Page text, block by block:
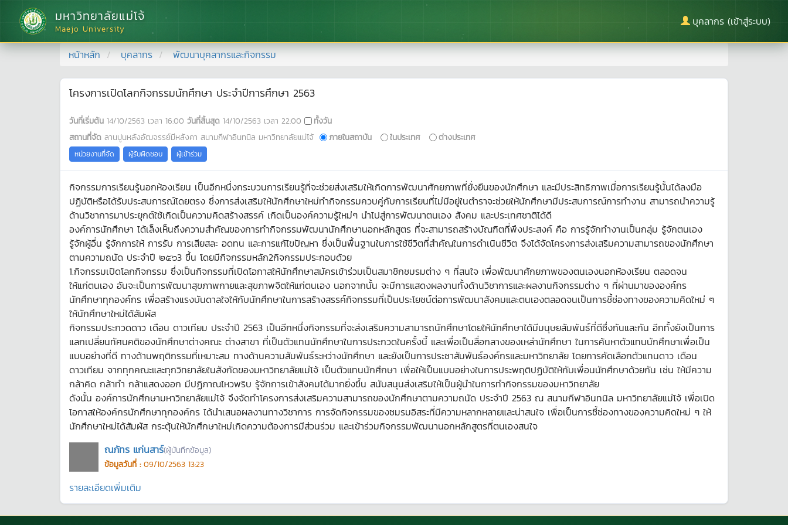
มหาวิทยาลัยแม่โจ้
Maejo University
บุคลากร (เข้าสู่ระบบ)
หน้าหลัก บุคลากร พัฒนาบุคลากรและกิจกรรม
โครงการเปิดโลกกิจกรรมนักศึกษา ประจำปีการศึกษา 2563
วันที่เริ่มต้น 14/10/2563 เวลา 16:00 วันที่สิ้นสุด 14/10/2563 เวลา 22:00
ทั้งวัน
สถานที่จัด ลานปูนหลังอัฒจรรย์มีหลังคา สนามกีฬาอินทนิล มหาวิทยาลัยแม่โจ้ ภายในสถาบัน ในประเทศ ต่างประเทศ
หน่วยงานที่จัด ผู้รับผิดชอบ ผู้เข้าร่วม
กิจกรรมการเรียนรู้นอกห้องเรียน เป็นอีกหนึ่งกระบวนการเรียนรู้ที่จะช่วยส่งเสริมให้เกิดการพัฒนาศักยภาพที่ยั่งยืนของนักศึกษา และมีประสิทธิภาพเมื่อการเรียนรู้นั้นได้ลงมือ
ปฏิบัติหรือได้รับประสบการณ์โดยตรง ซึ่งการส่งเสริมให้นักศึกษาใหม่ทำกิจกรรมควบคู่กับการเรียนที่ไม่มีอยู่ในตำราจะช่วยให้นักศึกษามีประสบการณ์การทำงาน สามารถนำความรู้
ด้านวิชาการมาประยุกต์ใช้เกิดเป็นความคิดสร้างสรรค์ เกิดเป็นองค์ความรู้ใหม่ๆ นำไปสู่การพัฒนาตนเอง สังคม และประเทศชาติได้ดี
องค์การนักศึกษา ได้เล็งเห็นถึงความสำคัญของการทำกิจกรรมพัฒนานักศึกษานอกหลักสูตร ที่จะสามารถสร้างบัณฑิตที่พึงประสงค์ คือ การรู้จักทำงานเป็นกลุ่ม รู้จักตนเอง
รู้จักผู้อื่น รู้จักการให้ การรับ การเสียสละ อดทน และการแก้ไขปัญหา ซึ่งเป็นพื้นฐานในการใช้ชีวิตที่สำคัญในการดำเนินชีวิต จึงได้จัดโครงการส่งเสริมความสามารถของนักศึกษา
ตามความถนัด ประจำปี ๒๕๖3 ขึ้น โดยมีกิจกรรมหลัก2กิจกรรมประกอบด้วย
1.กิจกรรมเปิดโลกกิจกรรม ซึ่งเป็นกิจกรรมที่เปิดโอกาสให้นักศึกษาสมัครเข้าร่วมเป็นสมาชิกชมรมต่าง ๆ ที่สนใจ เพื่อพัฒนาศักยภาพของตนเองนอกห้องเรียน ตลอดจน
ให้แก่ตนเอง อันจะเป็นการพัฒนาสุขภาพกายและสุขภาพจิตให้แก่ตนเอง นอกจากนั้น จะมีการแสดงผลงานทั้งด้านวิชาการและผลงานกิจกรรมต่าง ๆ ที่ผ่านมาขององค์กร
นักศึกษาทุกองค์กร เพื่อสร้างแรงบันดาลใจให้กับนักศึกษาในการสร้างสรรค์กิจกรรมที่เป็นประโยชน์ต่อการพัฒนาสังคมและตนเองตลอดจนเป็นการชี้ช่องทางของความคิดใหม่ ๆ
ให้นักศึกษาใหม่ได้สัมผัส
กิจกรรมประกวดดาว เดือน ดาวเทียม ประจำปี 2563 เป็นอีกหนึ่งกิจกรรมที่จะส่งเสริมความสามารถนักศึกษาโดยให้นักศึกษาได้มีมนุษยสัมพันธ์ที่ดีซึ่งกันและกัน อีกทั้งยังเป็นการ
แลกเปลี่ยนทัศนคติของนักศึกษาต่างคณะ ต่างสาขา ที่เป็นตัวแทนนักศึกษาในการประกวดในครั้งนี้ และเพื่อเป็นสื่อกลางของเหล่านักศึกษา ในการค้นหาตัวแทนนักศึกษาเพื่อเป็น
แบบอย่างที่ดี ทางด้านพฤติกรรมที่เหมาะสม ทางด้านความสัมพันธ์ระหว่างนักศึกษา และยังเป็นการประชาสัมพันธ์องค์กรและมหาวิทยาลัย โดยการคัดเลือกตัวแทนดาว เดือน
ดาวเทียม จากทุกคณะและทุกวิทยาลัยในสังกัดของมหาวิทยาลัยแม่โจ้ เป็นตัวแทนนักศึกษา เพื่อให้เป็นแบบอย่างในการประพฤติปฏิบัติให้กับเพื่อนนักศึกษาด้วยกัน เช่น ให้มีความ
กล้าคิด กล้าทำ กล้าแสดงออก มีปฏิภาณไหวพริบ รู้จักการเข้าสังคมได้มากยิ่งขึ้น สนับสนุนส่งเสริมให้เป็นผู้นำในการทำกิจกรรมของมหาวิทยาลัย
ดังนั้น องค์การนักศึกษามหาวิทยาลัยแม่โจ้ จึงจัดทำโครงการส่งเสริมความสามารถของนักศึกษาตามความถนัด ประจำปี 2563 ณ สนามกีฬาอินทนิล มหาวิทยาลัยแม่โจ้ เพื่อเปิด
โอกาสให้องค์กรนักศึกษาทุกองค์กร ได้นำเสนอผลงานทางวิชาการ การจัดกิจกรรมของชมรมอิสระที่มีความหลากหลายและน่าสนใจ เพื่อเป็นการชี้ช่องทางของความคิดใหม่ ๆ ให้
นักศึกษาใหม่ได้สัมผัส กระตุ้นให้นักศึกษาใหม่เกิดความต้องการมีส่วนร่วม และเข้าร่วมกิจกรรมพัฒนานอกหลักสูตรที่ตนเองสนใจ
ณภัทร แก่นสาร์(ผู้บันทึกข้อมูล)
ข้อมูลวันที่ : 09/10/2563 13:23
รายละเอียดเพิ่มเติม